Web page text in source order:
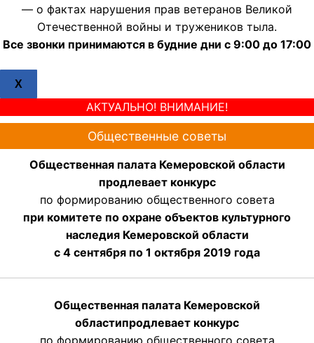
— о фактах нарушения прав ветеранов Великой
Отечественной войны и тружеников тыла.
Все звонки принимаются в будние дни с 9:00 до 17:00
X
АКТУАЛЬНО! ВНИМАНИЕ!
Общественные советы
Общественная палата Кемеровской области
продлевает конкурс
по формированию общественного совета
при комитете по охране объектов культурного
наследия Кемеровской области
с 4 сентября по 1 октября 2019 года
Общественная палата Кемеровской
областипродлевает конкурс
по формированию общественного совета